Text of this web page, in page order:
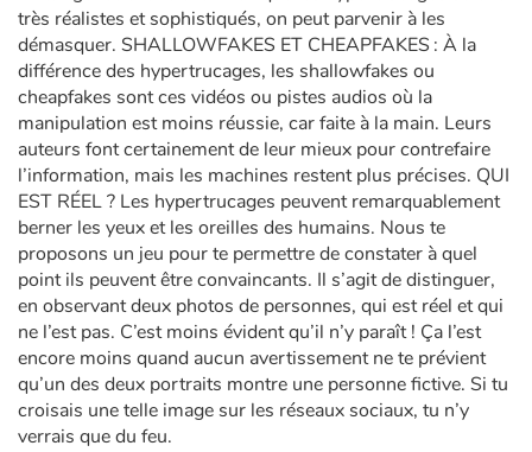
très réalistes et sophistiqués, on peut parvenir à les
démasquer. SHALLOWFAKES ET CHEAPFAKES : À la
différence des hypertrucages, les shallowfakes ou
cheapfakes sont ces vidéos ou pistes audios où la
manipulation est moins réussie, car faite à la main. Leurs
auteurs font certainement de leur mieux pour contrefaire
l’information, mais les machines restent plus précises. QUI
EST RÉEL ? Les hypertrucages peuvent remarquablement
berner les yeux et les oreilles des humains. Nous te
proposons un jeu pour te permettre de constater à quel
point ils peuvent être convaincants. Il s’agit de distinguer,
en observant deux photos de personnes, qui est réel et qui
ne l’est pas. C’est moins évident qu’il n’y paraît ! Ça l’est
encore moins quand aucun avertissement ne te prévient
qu’un des deux portraits montre une personne fictive. Si tu
croisais une telle image sur les réseaux sociaux, tu n’y
verrais que du feu.